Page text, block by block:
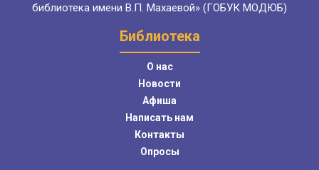
библиотека имени В.П. Махаевой» (ГОБУК МОДЮБ)
Библиотека
О нас
Новости
Афиша
Написать нам
Контакты
Опросы